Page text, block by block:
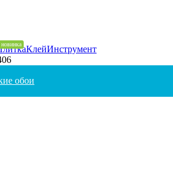
КлейИнструмент
обои